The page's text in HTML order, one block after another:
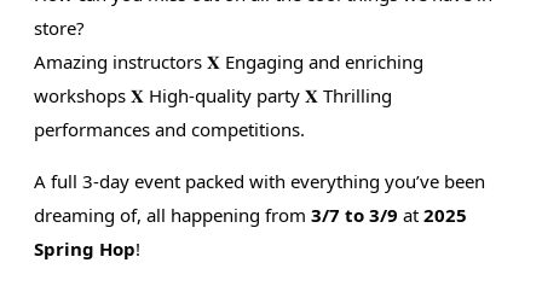
store?
Amazing instructors 𝐗 Engaging and enriching
workshops 𝐗 High-quality party 𝐗 Thrilling
performances and competitions.
A full 3-day event packed with everything you’ve been
dreaming of, all happening from3/7 to 3/9 at2025
Spring Hop!